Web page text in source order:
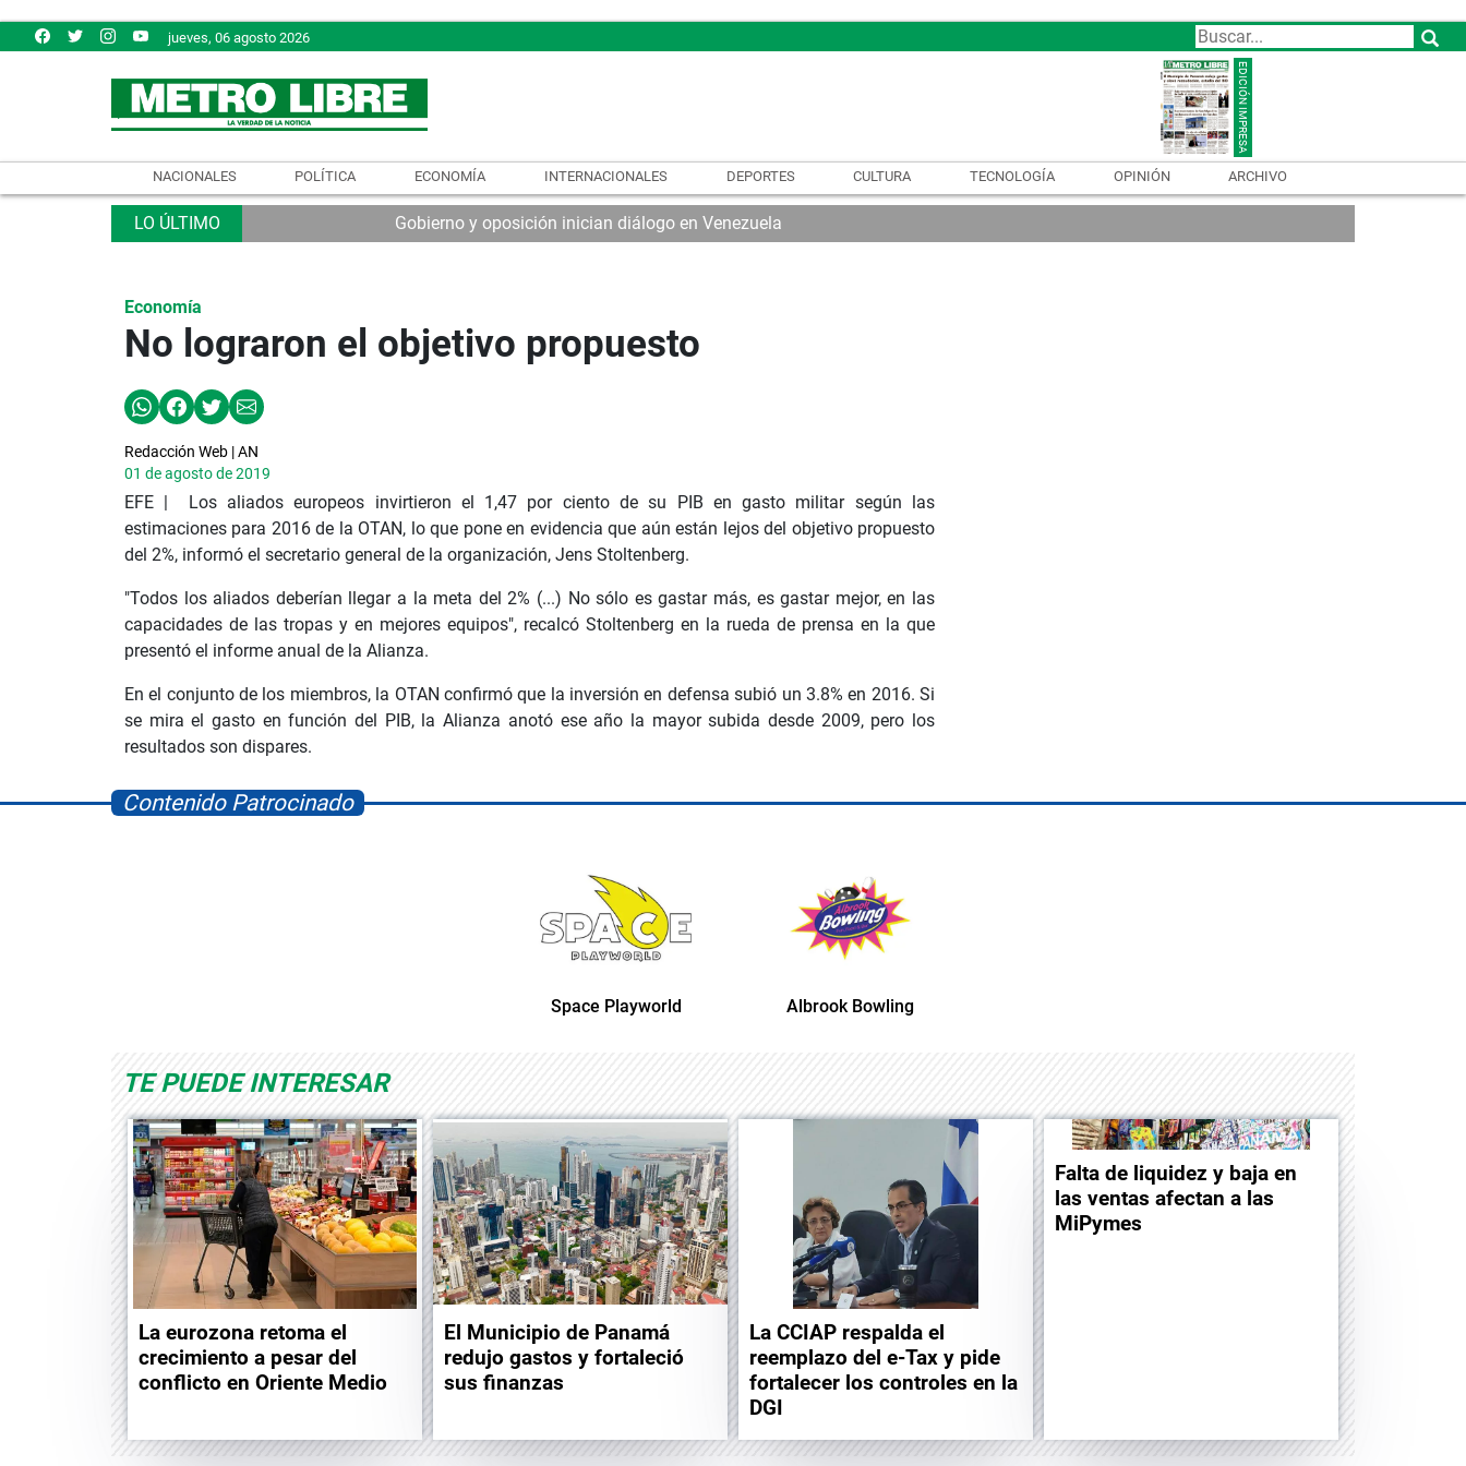
jueves, 06 agosto 2026
NACIONALES POLÍTICA ECONOMÍA INTERNACIONALES DEPORTES CULTURA TECNOLOGÍA OPINIÓN ARCHIVO
Gobierno y oposición inician diálogo en Venezuela
Economía
No lograron el objetivo propuesto
Redacción Web | AN
01 de agosto de 2019
EFE | Los aliados europeos invirtieron el 1,47 por ciento de su PIB en gasto militar según las
estimaciones para 2016 de la OTAN, lo que pone en evidencia que aún están lejos del objetivo propuesto
del 2%, informó el secretario general de la organización, Jens Stoltenberg.
"Todos los aliados deberían llegar a la meta del 2% (...) No sólo es gastar más, es gastar mejor, en las
capacidades de las tropas y en mejores equipos", recalcó Stoltenberg en la rueda de prensa en la que
presentó el informe anual de la Alianza.
En el conjunto de los miembros, la OTAN confirmó que la inversión en defensa subió un 3.8% en 2016. Si
se mira el gasto en función del PIB, la Alianza anotó ese año la mayor subida desde 2009, pero los
resultados son dispares.
Contenido Patrocinado
Space Playworld Albrook Bowling
TE PUEDE INTERESAR
La eurozona retoma el
crecimiento a pesar del
conflicto en Oriente Medio
El Municipio de Panamá
redujo gastos y fortaleció
sus finanzas
La CCIAP respalda el
reemplazo del e-Tax y pide
fortalecer los controles en la
DGI
Falta de liquidez y baja en
las ventas afectan a las
MiPymes